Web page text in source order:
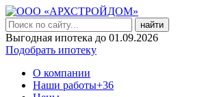
найти
Выгодная ипотека до 01.09.2026
Подобрать ипотеку
О компании
Наши работы+36